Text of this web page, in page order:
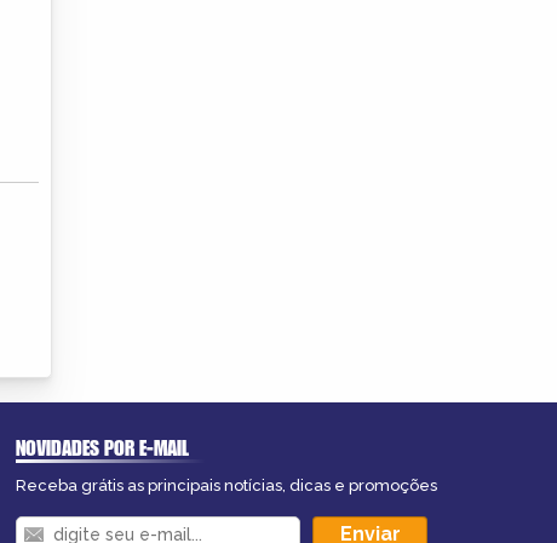
NOVIDADES POR E-MAIL
Receba grátis as principais notícias, dicas e promoções